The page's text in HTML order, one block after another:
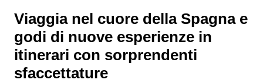
Viaggia nel cuore della Spagna e
godi di nuove esperienze in
itinerari con sorprendenti
sfaccettature